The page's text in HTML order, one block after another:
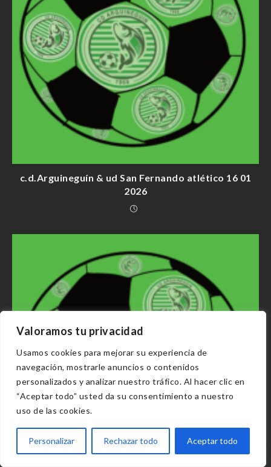
Valoramos tu privacidad
Usamos cookies para mejorar su experiencia de
navegación, mostrarle anuncios o contenidos
personalizados y analizar nuestro tráfico. Al hacer clic en
“Aceptar todo” usted da su consentimiento a nuestro
uso de las cookies.
Personalizar Rechazar todo Aceptar todo
c.d.Arguineguín & ud San Fernando atlético 16 01
2026